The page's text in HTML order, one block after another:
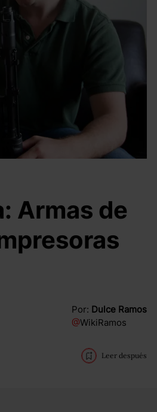
Armas de
Por: Dulce Ramos
@WikiRamos
Leer después